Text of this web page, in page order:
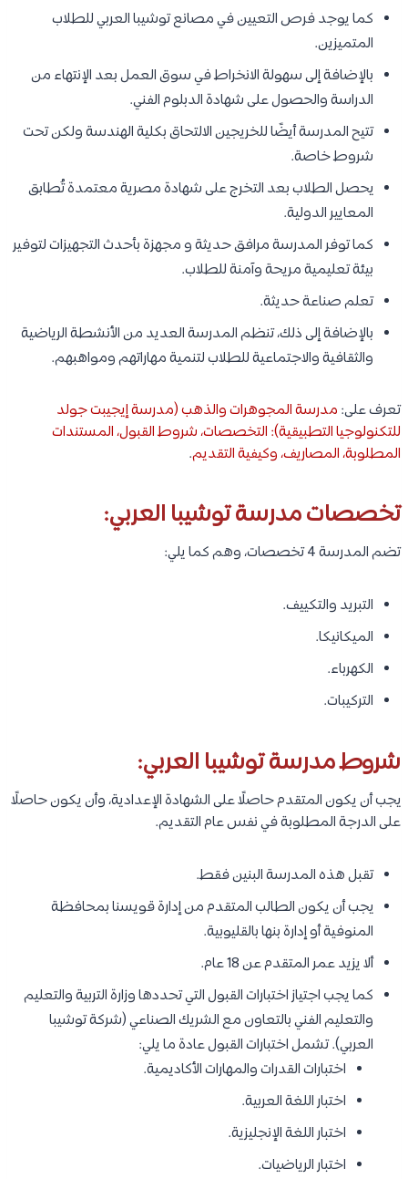
كما يوجد فرص التعيين في مصانع توشيبا العربي للطلاب
المتميزين.
بالإضافة إلى سهولة الانخراط في سوق العمل بعد الإنتهاء من
الدراسة والحصول على شهادة الدبلوم الفني.
تتيح المدرسة أيضًا للخريجين الالتحاق بكلية الهندسة ولكن تحت
شروط خاصة.
يحصل الطلاب بعد التخرج على شهادة مصرية معتمدة تُطابق
المعايير الدولية.
كما توفر المدرسة مرافق حديثة و مجهزة بأحدث التجهيزات لتوفير
بيئة تعليمية مريحة وآمنة للطلاب.
تعلم صناعة حديثة.
بالإضافة إلى ذلك، تنظم المدرسة العديد من الأنشطة الرياضية
والثقافية والاجتماعية للطلاب لتنمية مهاراتهم ومواهبهم.
تعرف على: مدرسة المجوهرات والذهب (مدرسة إيجيبت جولد
للتكنولوجيا التطبيقية): التخصصات، شروط القبول، المستندات
المطلوبة، المصاريف، وكيفية التقديم.
تخصصات مدرسة توشيبا العربي:
تضم المدرسة 4 تخصصات، وهم كما يلي:
التبريد والتكييف.
الميكانيكا.
الكهرباء.
التركيبات.
شروط مدرسة توشيبا العربي:
يجب أن يكون المتقدم حاصلًا على الشهادة الإعدادية، وأن يكون حاصلًا
على الدرجة المطلوبة في نفس عام التقديم.
تقبل هذه المدرسة البنين فقط.
يجب أن يكون الطالب المتقدم من إدارة قويسنا بمحافظة
المنوفية أو إدارة بنها بالقليوبية.
ألا يزيد عمر المتقدم عن 18 عام.
كما يجب اجتياز اختبارات القبول التي تحددها وزارة التربية والتعليم
والتعليم الفني بالتعاون مع الشريك الصناعي (شركة توشيبا
العربي). تشمل اختبارات القبول عادة ما يلي:
اختبارات القدرات والمهارات الأكاديمية.
اختبار اللغة العربية.
اختبار اللغة الإنجليزية.
اختبار الرياضيات.